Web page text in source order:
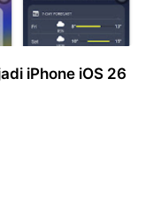
iPhone iOS 26